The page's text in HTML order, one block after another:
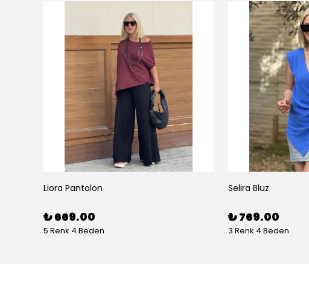
Liora Pantolon
₺ 669.00
5 Renk 4 Beden
Selira Bluz
₺ 769.00
3 Renk 4 Beden